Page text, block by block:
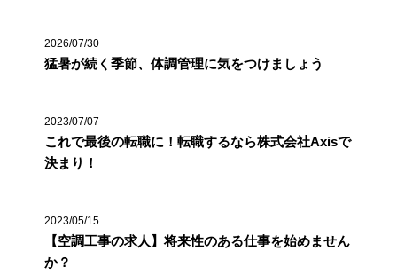
2026/07/30
猛暑が続く季節、体調管理に気をつけましょう
2023/07/07
これで最後の転職に！転職するなら株式会社Axisで
決まり！
2023/05/15
【空調工事の求人】将来性のある仕事を始めません
か？